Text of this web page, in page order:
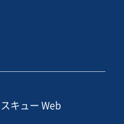
キュー Web